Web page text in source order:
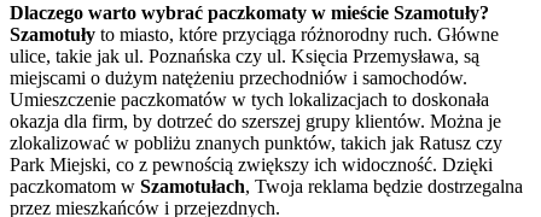
Dlaczego warto wybrać paczkomaty w mieście Szamotuły?
Szamotuły to miasto, które przyciąga różnorodny ruch. Główne
ulice, takie jak ul. Poznańska czy ul. Księcia Przemysława, są
miejscami o dużym natężeniu przechodniów i samochodów.
Umieszczenie paczkomatów w tych lokalizacjach to doskonała
okazja dla firm, by dotrzeć do szerszej grupy klientów. Można je
zlokalizować w pobliżu znanych punktów, takich jak Ratusz czy
Park Miejski, co z pewnością zwiększy ich widoczność. Dzięki
paczkomatom w Szamotułach, Twoja reklama będzie dostrzegalna
przez mieszkańców i przejezdnych.